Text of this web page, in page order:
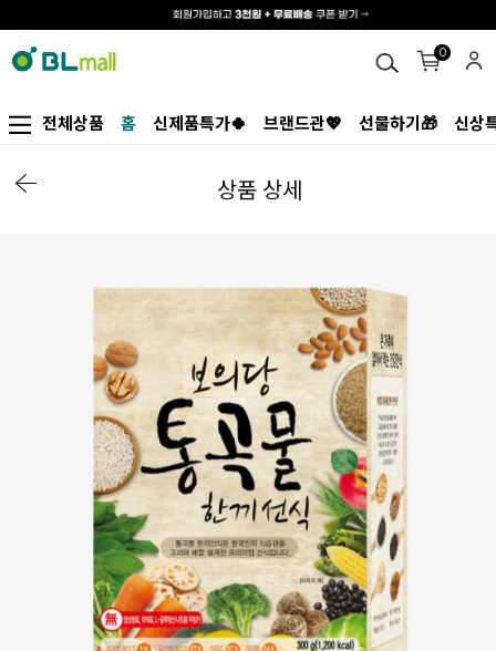
0
전체상품 홈 신제품특가🍀 브랜드관💖 선물하기🎁 신상
상품 상세